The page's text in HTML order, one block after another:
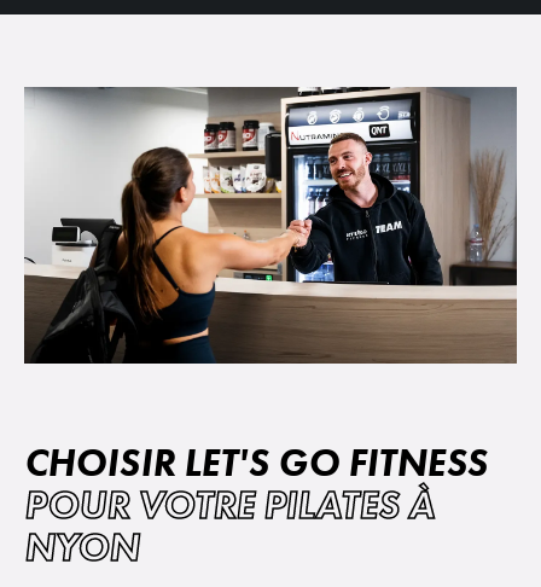
CHOISIR LET'S GO FITNESS
POUR VOTRE PILATES À
NYON